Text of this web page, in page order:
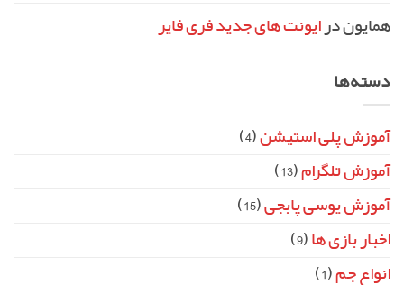
همایوندرایونت‌ های جدید فری فایر
دسته‌ها
آموزش پلی استیشن(4)
آموزش تلگرام(13)
آموزش یوسی پابجی(15)
اخبار بازی ها(9)
انواع جم(1)